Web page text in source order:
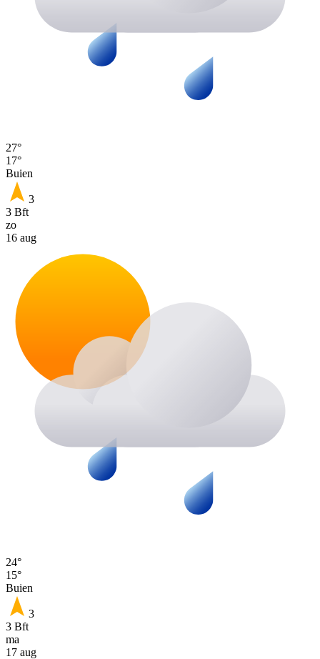
27°
17°
Buien
3
3 Bft
zo
16 aug
24°
15°
Buien
3
3 Bft
ma
17 aug